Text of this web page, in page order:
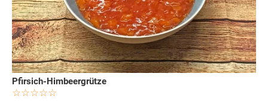
Pfirsich-Himbeergrütze